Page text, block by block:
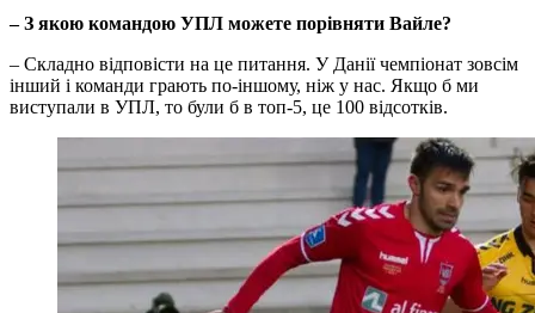
– З якою командою УПЛ можете порівняти Вайле?
– Складно відповісти на це питання. У Данії чемпіонат зовсім
інший і команди грають по-іншому, ніж у нас. Якщо б ми
виступали в УПЛ, то були б в топ-5, це 100 відсотків.